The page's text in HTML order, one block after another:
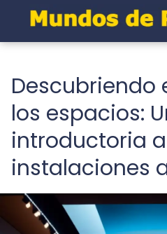
Descubriendo
los espacios:
introductoria
instalaciones